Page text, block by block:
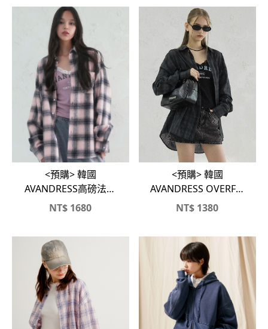
<預購> 韓國
AVANDRESS高磅法蘭
絨格紋襯衫外套#襯衫
NT$ 1680
<預購> 韓國
AVANDRESS OVERFIT
蘇格蘭紋襯衫
NT$ 1380